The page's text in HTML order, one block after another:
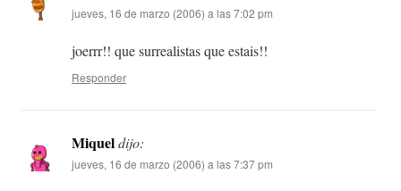
jueves, 16 de marzo (2006) a las 7:02 pm
joerrr!! que surrealistas que estais!!
Responder
Miqueldijo:
jueves, 16 de marzo (2006) a las 7:37 pm